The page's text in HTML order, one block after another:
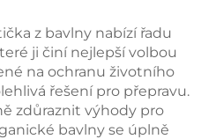
z bavlny nabízí řadu
ji činí nejlepší volbou
na ochranu životního
řešení pro přepravu.
zdůraznit výhody pro
bavlny se úplně